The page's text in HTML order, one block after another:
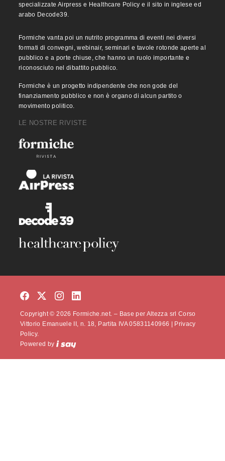
specializzate Airpress e Healthcare Policy e il sito in inglese ed
arabo Decode39.
Formiche vanta poi un nutrito programma di eventi nei diversi
formati di convegni, webinair, seminari e tavole rotonde aperte al
pubblico e a porte chiuse, che hanno un ruolo importante e
riconosciuto nel dibattito pubblico.
Formiche è un progetto indipendente che non gode del
finanziamento pubblico e non è organo di alcun partito o
movimento politico.
LE NOSTRE RIVISTE
Copyright © 2026 Formiche.net. – Base per Altezza srl Corso
Vittorio Emanuele II, n. 18, Partita IVA 05831140966 |
Privacy
Policy.
Powered by